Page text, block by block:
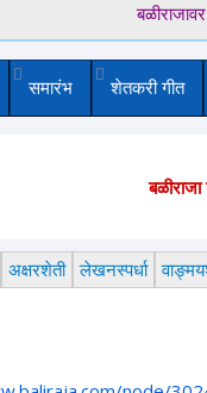
समारंभ शेतकरी गीत
अक्षरशेती लेखनस्पर्धा